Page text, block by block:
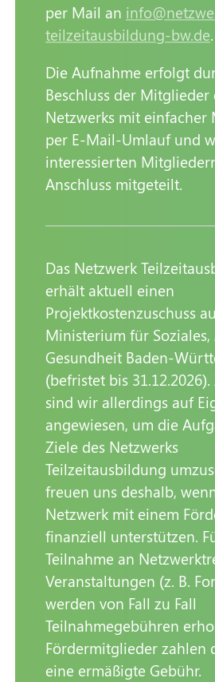
per Mail an
teilzeitausbildung-bw.de.
Die Aufnahme erfolgt
Beschluss der Mitglieder
Netzwerks mit einfacher
per E-Mail-Umlauf und
interessierten
Anschluss mitgeteilt.
Das Netzwerk
erhält aktuell einen
Projektkostenzuschuss
Ministerium für
Gesundheit Baden-
(befristet bis
sind wir allerdings auf
angewiesen, um die
Ziele des Netzwerks
Teilzeitausbildung
freuen uns deshalb,
Netzwerk mit einem
finanziell unterstützen.
Teilnahme an
Veranstaltungen (z. B.
werden von Fall zu Fall
Teilnahmegebühren
Fördermitglieder zahlen
eine ermäßigte Gebühr.